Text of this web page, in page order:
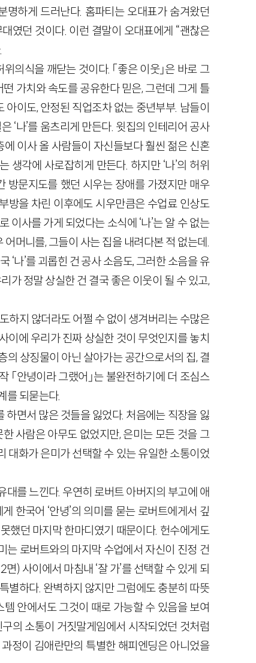
명하게 드러난다. 홈파티는 오대표가 숨겨왔던
대였던 것이다. 이런 결말이 오대표에게 “괜찮은
의식을 깨닫는 것이다. 「좋은 이웃」은 바로 그
가치와 속도를 공유한다 믿은, 그런데 그게 틀
아이도, 안정된 직업조차 없는 중년부부. 남들이
‘나’를 움츠리게 만든다. 윗집의 인테리어 공사
에 이사 올 사람들이 자신들보다 훨씬 젊은 신혼
생각에 사로잡히게 만든다. 하지만 ‘나’의 허위
방문지도를 했던 시우는 장애를 가졌지만 매우
방을 차린 이후에도 시우만큼은 수업료 인상도
이사를 가게 되었다는 소식에 ‘나’는 알 수 없는
머니를, 그들이 사는 집을 내려다본 적 없는데.
나’를 괴롭힌 건 공사 소음도, 그러한 소음을 유
가 정말 상실한 건 결국 좋은 이웃이 될 수 있고,
하지 않더라도 어쩔 수 없이 생겨버리는 수많은
이에 우리가 진짜 상실한 것이 무엇인지를 놓치
의 상징물이 아닌 살아가는 공간으로서의 집, 결
「안녕이라 그랬어」는 불완전하기에 더 조심스
를 되묻는다.
하면서 많은 것들을 잃었다. 처음에는 직장을 잃
사람은 아무도 없었지만, 은미는 모든 것을 그
대화가 은미가 선택할 수 있는 유일한 소통이었
를 느낀다. 우연히 로버트 아버지의 부고에 애
한국어 ‘안녕’의 의미를 묻는 로버트에게서 깊
했던 마지막 한마디였기 때문이다. 헌수에게도
는 로버트와의 마지막 수업에서 자신이 진정 건
면) 사이에서 마침내 ‘잘 가’를 선택할 수 있게 되
별하다. 완벽하지 않지만 그럼에도 충분히 따뜻
안에서도 그것이 때로 가능할 수 있음을 보여
의 소통이 거짓말게임에서 시작되었던 것처럼
정이 김애란만의 특별한 해피엔딩은 아니었을